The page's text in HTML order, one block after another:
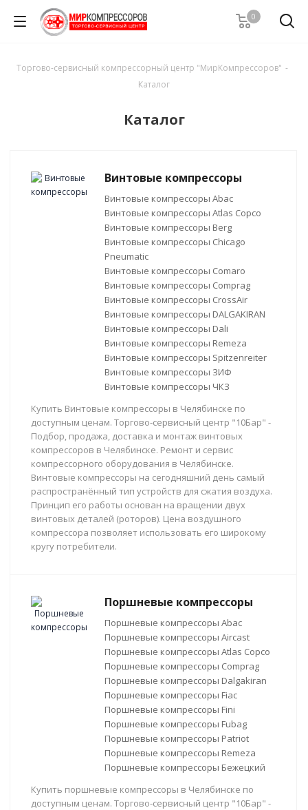
0
Торгово-сервисный компрессорный центр "МирКомпрессоров" -
Каталог
Каталог
Винтовые компрессоры
Винтовые компрессоры Abac
Винтовые компрессоры Atlas Copco
Винтовые компрессоры Berg
Винтовые компрессоры Chicago
Pneumatic
Винтовые компрессоры Comaro
Винтовые компрессоры Comprag
Винтовые компрессоры CrossAir
Винтовые компрессоры DALGAKIRAN
Винтовые компрессоры Dali
Винтовые компрессоры Remeza
Винтовые компрессоры Spitzenreiter
Винтовые компрессоры ЗИФ
Винтовые компрессоры ЧКЗ
Купить Винтовые компрессоры в Челябинске по
доступным ценам. Торгово-сервисный центр "10Бар" -
Подбор, продажа, доставка и монтаж винтовых
компрессоров в Челябинске. Ремонт и сервис
компрессорного оборудования в Челябинске.
Винтовые компрессоры на сегодняшний день самый
распространённый тип устройств для сжатия воздуха.
Принцип его работы основан на вращении двух
винтовых деталей (роторов). Цена воздушного
компрессора позволяет использовать его широкому
кругу потребители.
Поршневые компрессоры
Поршневые компрессоры Abac
Поршневые компрессоры Aircast
Поршневые компрессоры Atlas Copco
Поршневые компрессоры Comprag
Поршневые компрессоры Dalgakiran
Поршневые компрессоры Fiac
Поршневые компрессоры Fini
Поршневые компрессоры Fubag
Поршневые компрессоры Patriot
Поршневые компрессоры Remeza
Поршневые компрессоры Бежецкий
Купить поршневые компрессоры в Челябинске по
доступным ценам. Торгово-сервисный центр "10Бар" -